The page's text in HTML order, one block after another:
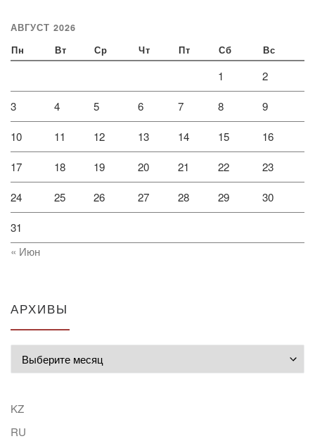
АВГУСТ 2026
Пн Вт Ср Чт Пт Сб Вс
1 2
3 4 5 6 7 8 9
10 11 12 13 14 15 16
17 18 19 20 21 22 23
24 25 26 27 28 29 30
31
« Июн
АРХИВЫ
KZ
RU